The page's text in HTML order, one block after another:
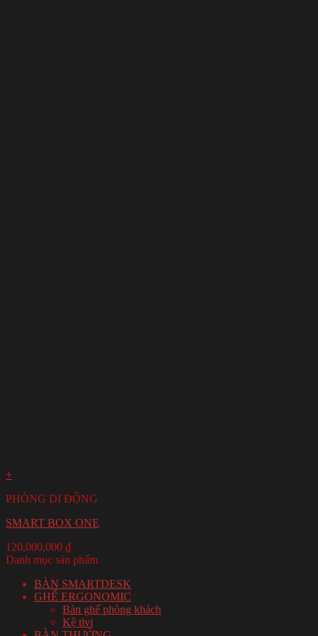
+
PHÒNG DI ĐỘNG
SMART BOX ONE
120,000,000 ₫
Danh mục sản phẩm
BÀN SMARTDESK
GHẾ ERGONOMIC
Bàn ghế phòng khách
Kệ tivi